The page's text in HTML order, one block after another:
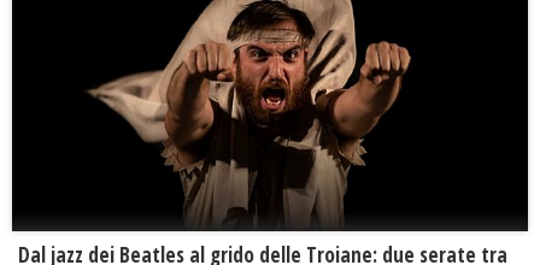
Dal jazz dei Beatles al grido delle Troiane: due serate tra